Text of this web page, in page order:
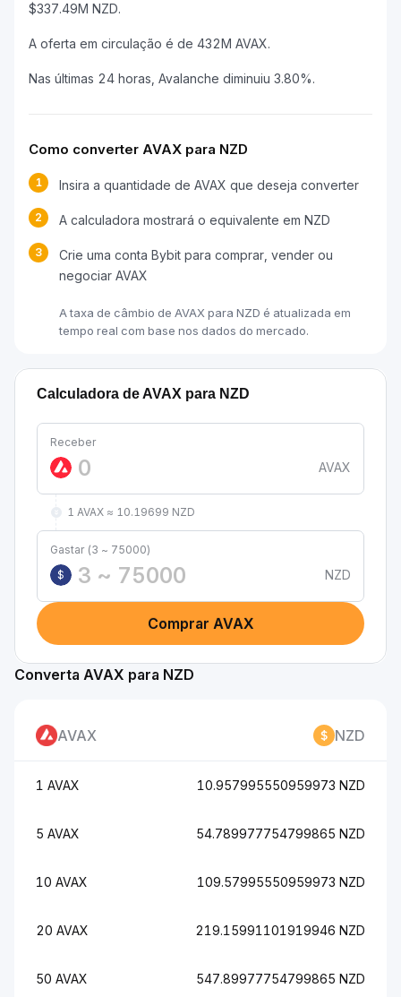
$337.49M NZD.
A oferta em circulação é de 432M AVAX.
Nas últimas 24 horas, Avalanche diminuiu 3.80%.
Como converter AVAX para NZD
1 Insira a quantidade de AVAX que deseja converter
2 A calculadora mostrará o equivalente em NZD
3
Crie uma conta Bybit para comprar, vender ou
negociar AVAX
A taxa de câmbio de AVAX para NZD é atualizada em
tempo real com base nos dados do mercado.
Calculadora de AVAX para NZD
Receber
AVAX
1 AVAX ≈ 10.19699 NZD
Gastar (3 ~ 75000)
$
NZD
Comprar AVAX
Converta AVAX para NZD
AVAX NZD
1 AVAX 10.957995550959973 NZD
5 AVAX 54.789977754799865 NZD
10 AVAX 109.57995550959973 NZD
20 AVAX 219.15991101919946 NZD
50 AVAX 547.89977754799865 NZD